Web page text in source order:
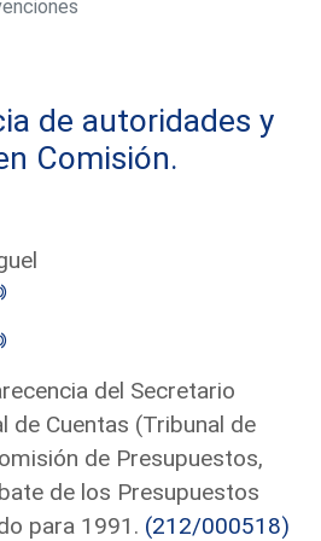
de autoridades y
Comisión.
del Secretario
de Cuentas (Tribunal de
de Presupuestos,
de los Presupuestos
para 1991. (212/000518)